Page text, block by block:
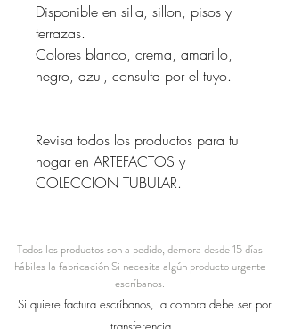
Disponible en silla, sillon, pisos y
terrazas.
Colores blanco, crema, amarillo,
negro, azul, consulta por el tuyo.
Revisa todos los productos para tu
hogar en ARTEFACTOS y
COLECCION TUBULAR.
Todos los productos son a pedido, demora desde 15 días
hábiles la fabricación.Si necesita algún producto urgente
escríbanos.
Si quiere factura escríbanos, la compra debe ser por